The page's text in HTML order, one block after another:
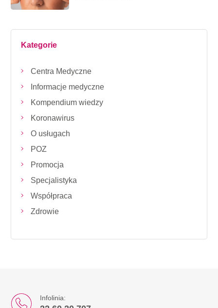
Kategorie
Centra Medyczne
Informacje medyczne
Kompendium wiedzy
Koronawirus
O usługach
POZ
Promocja
Specjalistyka
Współpraca
Zdrowie
Infolinia: